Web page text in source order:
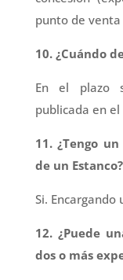
punto de venta
10. ¿Cuándo
En el plazo
publicada en el
11. ¿Tengo
de un Estanco?
Si.
12. ¿Puede
dos o más